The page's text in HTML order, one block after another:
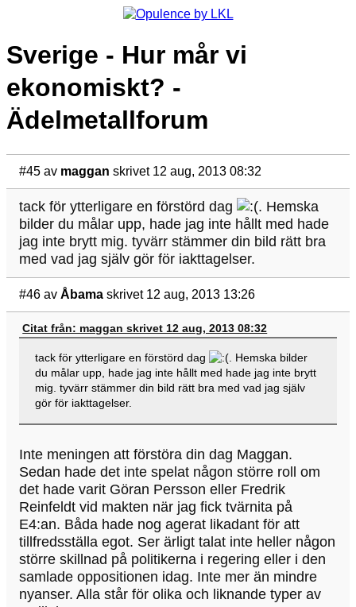
Sverige - Hur mår vi
ekonomiskt? -
Ädelmetallforum
#45 av maggan skrivet 12 aug, 2013 08:32
tack för ytterligare en förstörd dag
. Hemska
bilder du målar upp, hade jag inte hållt med hade
jag inte brytt mig. tyvärr stämmer din bild rätt bra
med vad jag själv gör för iakttagelser.
#46 av Åbama skrivet 12 aug, 2013 13:26
Citat från: maggan skrivet 12 aug, 2013 08:32
tack för ytterligare en förstörd dag
. Hemska bilder
du målar upp, hade jag inte hållt med hade jag inte brytt
mig. tyvärr stämmer din bild rätt bra med vad jag själv
gör för iakttagelser.
Inte meningen att förstöra din dag Maggan.
Sedan hade det inte spelat någon större roll om
det hade varit Göran Persson eller Fredrik
Reinfeldt vid makten när jag fick tvärnita på
E4:an. Båda hade nog agerat likadant för att
tillfredsställa egot. Ser ärligt talat inte heller någon
större skillnad på politikerna i regering eller i den
samlade oppositionen idag. Inte mer än mindre
nyanser. Alla står för olika och liknande typer av